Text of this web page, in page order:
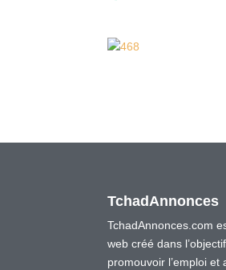
TchadAnnonces
TchadAnnonces.com
web créé dans
promouvoir l’emploi et